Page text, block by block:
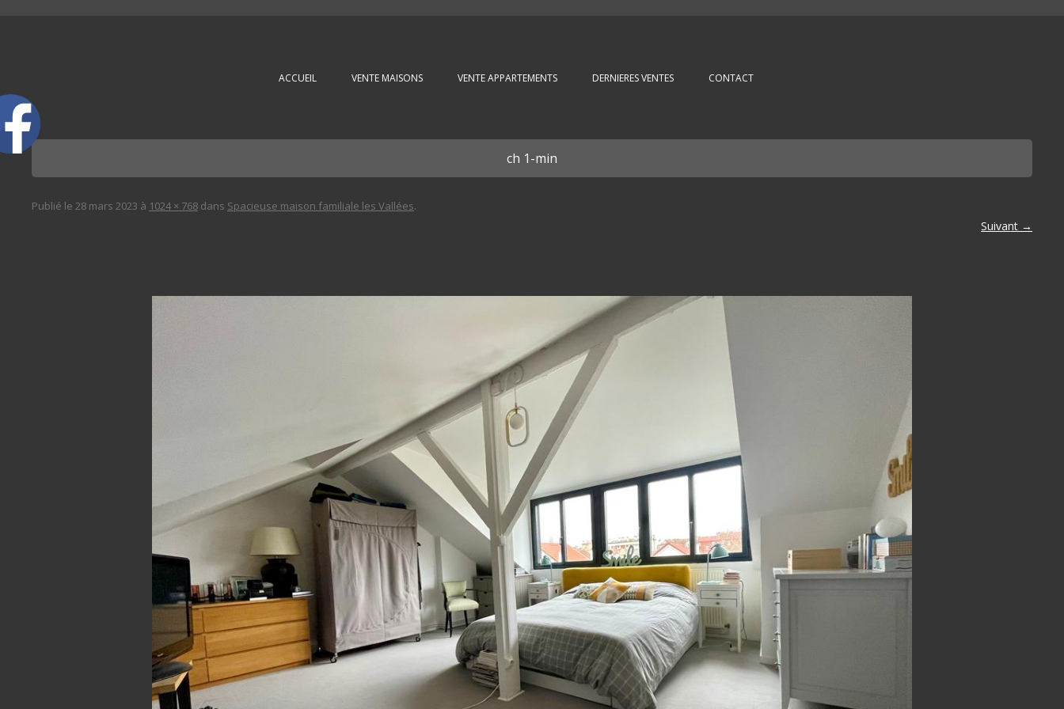
ACCUEIL VENTE MAISONS VENTE APPARTEMENTS DERNIERES VENTES CONTACT
ch 1-min
Publié le 28 mars 2023 à 1024 × 768 dans Spacieuse maison familiale les Vallées.
Suivant →